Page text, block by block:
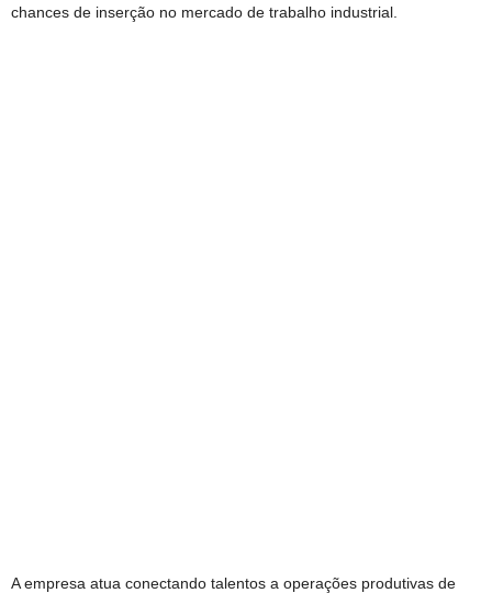
chances de inserção no mercado de trabalho industrial.
A empresa atua conectando talentos a operações produtivas de